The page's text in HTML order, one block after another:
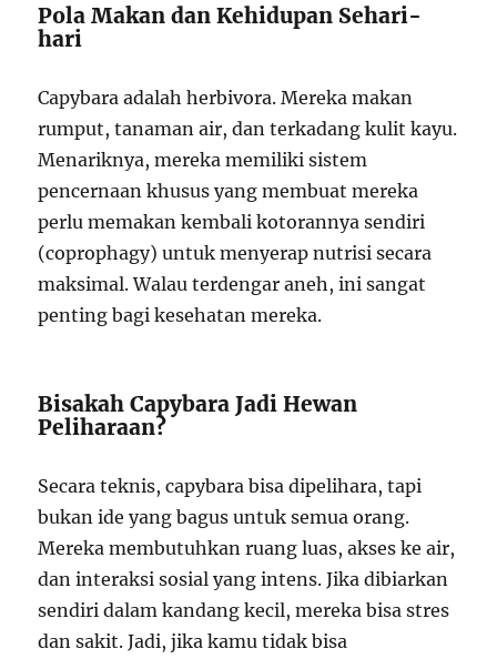
Pola Makan dan Kehidupan Sehari-
hari
Capybara adalah herbivora. Mereka makan
rumput, tanaman air, dan terkadang kulit kayu.
Menariknya, mereka memiliki sistem
pencernaan khusus yang membuat mereka
perlu memakan kembali kotorannya sendiri
(coprophagy) untuk menyerap nutrisi secara
maksimal. Walau terdengar aneh, ini sangat
penting bagi kesehatan mereka.
Bisakah Capybara Jadi Hewan
Peliharaan?
Secara teknis, capybara bisa dipelihara, tapi
bukan ide yang bagus untuk semua orang.
Mereka membutuhkan ruang luas, akses ke air,
dan interaksi sosial yang intens. Jika dibiarkan
sendiri dalam kandang kecil, mereka bisa stres
dan sakit. Jadi, jika kamu tidak bisa